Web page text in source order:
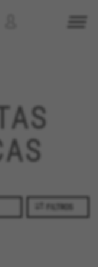
FILTROS
que
de iniciar
seu